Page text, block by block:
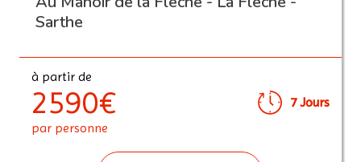
Sarthe
à partir de
2590€
par personne
7 Jours